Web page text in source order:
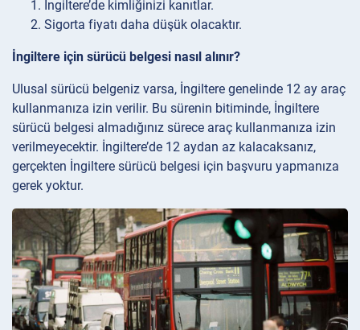
İngiltere’de kimliğinizi kanıtlar.
Sigorta fiyatı daha düşük olacaktır.
İngiltere için sürücü belgesi nasıl alınır?
Ulusal sürücü belgeniz varsa, İngiltere genelinde 12 ay araç
kullanmanıza izin verilir. Bu sürenin bitiminde, İngiltere
sürücü belgesi almadığınız sürece araç kullanmanıza izin
verilmeyecektir. İngiltere’de 12 aydan az kalacaksanız,
gerçekten İngiltere sürücü belgesi için başvuru yapmanıza
gerek yoktur.